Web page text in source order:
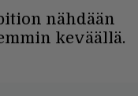
nähdään
keväällä.